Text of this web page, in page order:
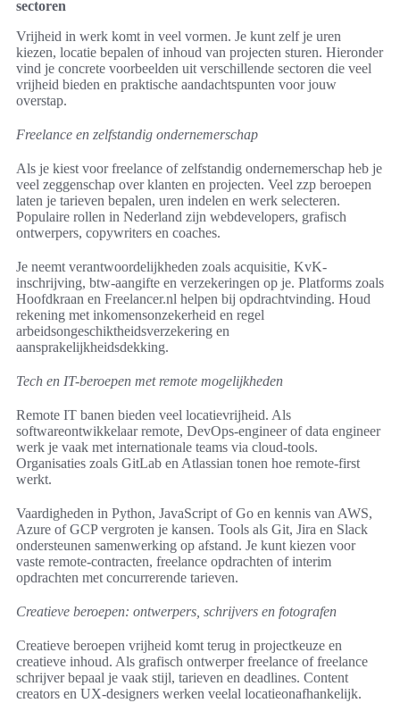
sectoren
Vrijheid in werk komt in veel vormen. Je kunt zelf je uren
kiezen, locatie bepalen of inhoud van projecten sturen. Hieronder
vind je concrete voorbeelden uit verschillende sectoren die veel
vrijheid bieden en praktische aandachtspunten voor jouw
overstap.
Freelance en zelfstandig ondernemerschap
Als je kiest voor freelance of zelfstandig ondernemerschap heb je
veel zeggenschap over klanten en projecten. Veel zzp beroepen
laten je tarieven bepalen, uren indelen en werk selecteren.
Populaire rollen in Nederland zijn webdevelopers, grafisch
ontwerpers, copywriters en coaches.
Je neemt verantwoordelijkheden zoals acquisitie, KvK-
inschrijving, btw-aangifte en verzekeringen op je. Platforms zoals
Hoofdkraan en Freelancer.nl helpen bij opdrachtvinding. Houd
rekening met inkomensonzekerheid en regel
arbeidsongeschiktheidsverzekering en
aansprakelijkheidsdekking.
Tech en IT-beroepen met remote mogelijkheden
Remote IT banen bieden veel locatievrijheid. Als
softwareontwikkelaar remote, DevOps-engineer of data engineer
werk je vaak met internationale teams via cloud-tools.
Organisaties zoals GitLab en Atlassian tonen hoe remote-first
werkt.
Vaardigheden in Python, JavaScript of Go en kennis van AWS,
Azure of GCP vergroten je kansen. Tools als Git, Jira en Slack
ondersteunen samenwerking op afstand. Je kunt kiezen voor
vaste remote-contracten, freelance opdrachten of interim
opdrachten met concurrerende tarieven.
Creatieve beroepen: ontwerpers, schrijvers en fotografen
Creatieve beroepen vrijheid komt terug in projectkeuze en
creatieve inhoud. Als grafisch ontwerper freelance of freelance
schrijver bepaal je vaak stijl, tarieven en deadlines. Content
creators en UX-designers werken veelal locatieonafhankelijk.